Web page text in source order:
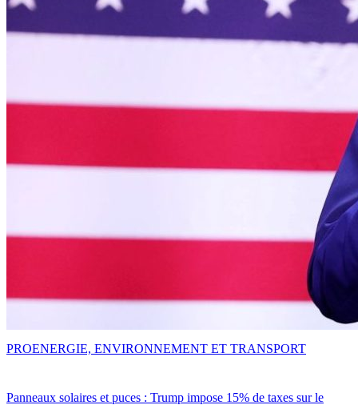
Panneaux solaires et puces : Trump impose 15% de taxes sur le
PROENERGIE, ENVIRONNEMENT ET TRANSPORT